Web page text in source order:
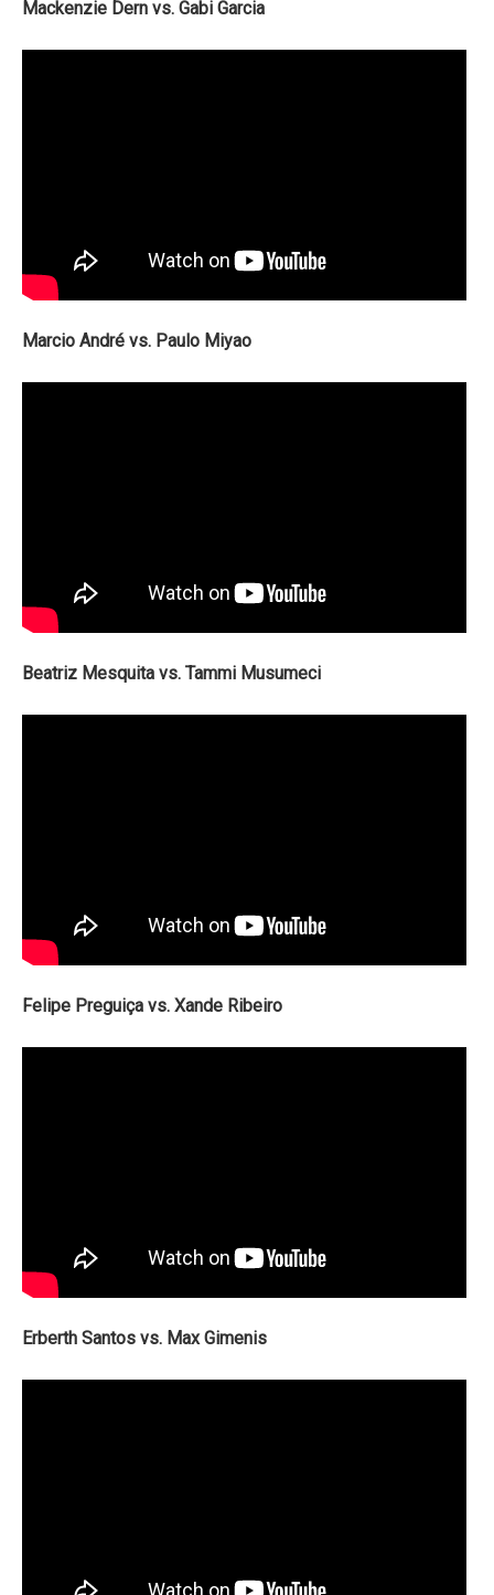
Mackenzie Dern vs. Gabi Garcia
Marcio André vs. Paulo Miyao
Beatriz Mesquita vs. Tammi Musumeci
Felipe Preguiça vs. Xande Ribeiro
Erberth Santos vs. Max Gimenis